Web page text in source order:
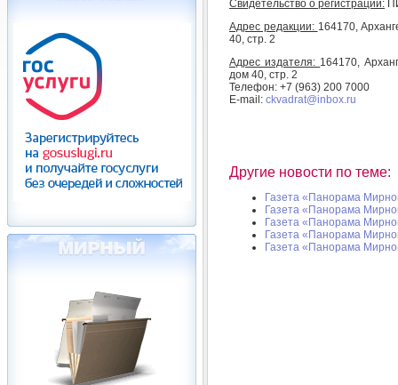
Свидетельство о регистрации:
Адрес редакции: 164170,
40, стр. 2
Адрес издателя: 164170,
дом 40, стр. 2
Телефон: +7 (963) 200 7000
E-mail: ckvadrat@inbox.ru
Другие новости по теме:
Газета «Панорама
Газета «Панорама
Газета «Панорама
Газета «Панорама
Газета «Панорама